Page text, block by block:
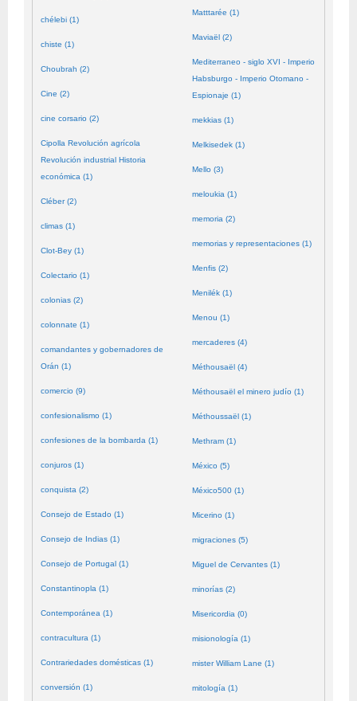
chélebi (1)
chiste (1)
Choubrah (2)
Cine (2)
cine corsario (2)
Cipolla Revolución agrícola
Revolución industrial Historia
económica (1)
Cléber (2)
climas (1)
Clot-Bey (1)
Colectario (1)
colonias (2)
colonnate (1)
comandantes y gobernadores de
Orán (1)
comercio (9)
confesionalismo (1)
confesiones de la bombarda (1)
conjuros (1)
conquista (2)
Consejo de Estado (1)
Consejo de Indias (1)
Consejo de Portugal (1)
Constantinopla (1)
Contemporánea (1)
contracultura (1)
Contrariedades domésticas (1)
conversión (1)
Matttarée (1)
Maviaël (2)
Mediterraneo - siglo XVI - Imperio
Habsburgo - Imperio Otomano -
Espionaje (1)
mekkias (1)
Melkisedek (1)
Mello (3)
meloukia (1)
memoria (2)
memorias y representaciones (1)
Menfis (2)
Menilék (1)
Menou (1)
mercaderes (4)
Méthousaël (4)
Méthousaël el minero judío (1)
Méthoussaël (1)
Methram (1)
México (5)
México500 (1)
Micerino (1)
migraciones (5)
Miguel de Cervantes (1)
minorías (2)
Misericordia (0)
misionología (1)
mister William Lane (1)
mitología (1)